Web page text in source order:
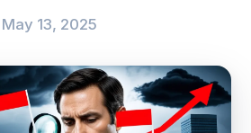
May 13, 2025